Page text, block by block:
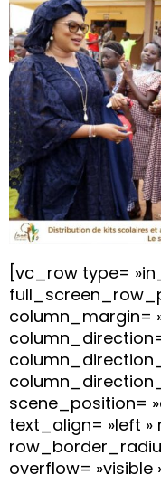
[vc_row type=
column_margin=
scene_position=
text_align= »left
overflow= »visible